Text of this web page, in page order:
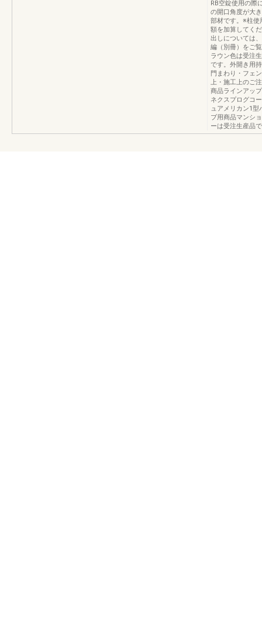
RB空錠使用の際
の開口角度が大
部材です。※柱使
額を加算してく
出しについては
編（別冊）をご
ラウン色は受注
です。外開き用
門まわり・フェ
上・施工上のご
商品ラインアッ
ネクスプログコ
ュアメリカン1型
ブ用商品マンシ
ーは受注生産品